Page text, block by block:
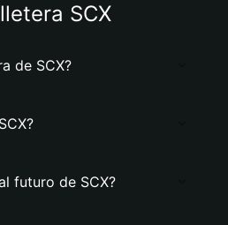
SCX
de SCX?
futuro de SCX?